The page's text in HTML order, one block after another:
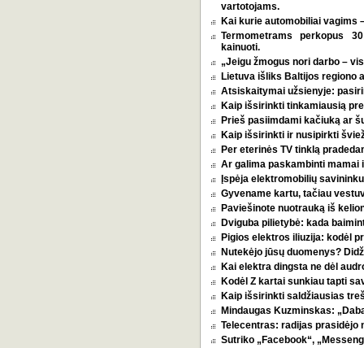
vartotojams.
Kai kurie automobiliai vagims
Termometrams perkopus
kainuoti.
„Jeigu žmogus nori darbo –
Lietuva išliks Baltijos regiono
Atsiskaitymai užsienyje:
Kaip išsirinkti tinkamiausią
Prieš pasiimdami kačiuką ar
Kaip išsirinkti ir nusipirkti
Per eterinės TV tinklą
Ar galima paskambinti mamai
Įspėja elektromobilių
Gyvename kartu, tačiau
Paviešinote nuotrauką iš
Dviguba pilietybė: kada
Pigios elektros iliuzija: kodėl
Nutekėjo jūsų duomenys?
Kai elektra dingsta ne dėl
Kodėl Z kartai sunkiau tapti
Kaip išsirinkti saldžiausias
Mindaugas Kuzminskas:
Telecentras: radijas prasidėjo
Sutriko „Facebook“,